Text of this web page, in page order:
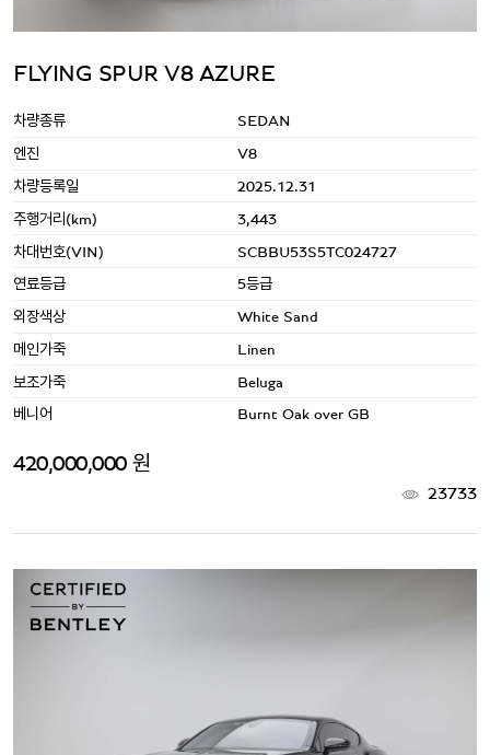
FLYING SPUR V8 AZURE
차량종류 SEDAN
엔진 V8
차량등록일 2025.12.31
주행거리(km) 3,443
차대번호(VIN) SCBBU53S5TC024727
연료등급 5등급
외장색상 White Sand
메인가죽 Linen
보조가죽 Beluga
베니어 Burnt Oak over GB
420,000,000 원
23733